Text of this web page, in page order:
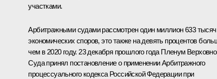
участками.
Арбитражными судами рассмотрен один миллион 633
экономических споров, это также на девять процентов
чем в 2020 году. 23 декабря прошлого года Пленум
Суда принял постановление о применении Арбитражного
процессуального кодекса Российской Федерации при